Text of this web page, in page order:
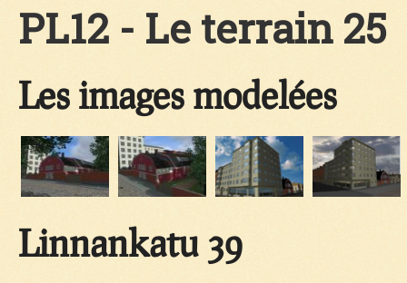
PL12 - Le terrain 25
Les images modelées
Linnankatu 39